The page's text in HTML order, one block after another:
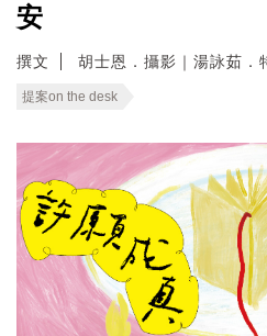
安
撰文 胡士恩．攝影｜湯詠茹．
提案on the desk